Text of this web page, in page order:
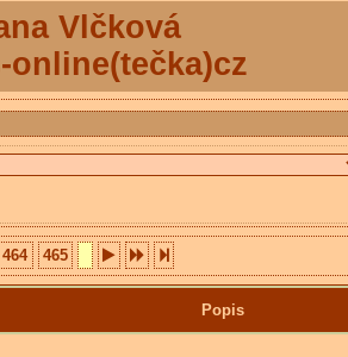
Vlčková
online(tečka)cz
464 465
Popis